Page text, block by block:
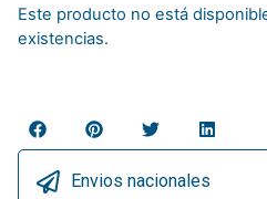
Este producto no está
existencias.
Envios nacionales